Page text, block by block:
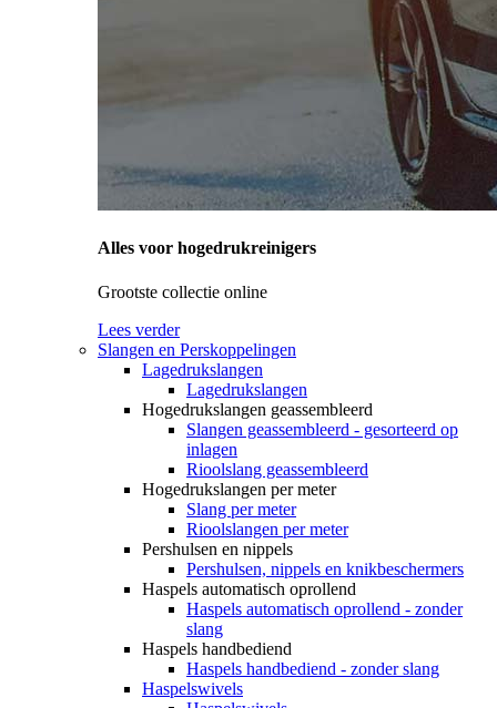
Alles voor hogedrukreinigers
Grootste collectie online
Lees verder
Slangen en Perskoppelingen
Lagedrukslangen
Lagedrukslangen
Hogedrukslangen geassembleerd
Slangen geassembleerd - gesorteerd op
inlagen
Rioolslang geassembleerd
Hogedrukslangen per meter
Slang per meter
Rioolslangen per meter
Pershulsen en nippels
Pershulsen, nippels en knikbeschermers
Haspels automatisch oprollend
Haspels automatisch oprollend - zonder
slang
Haspels handbediend
Haspels handbediend - zonder slang
Haspelswivels